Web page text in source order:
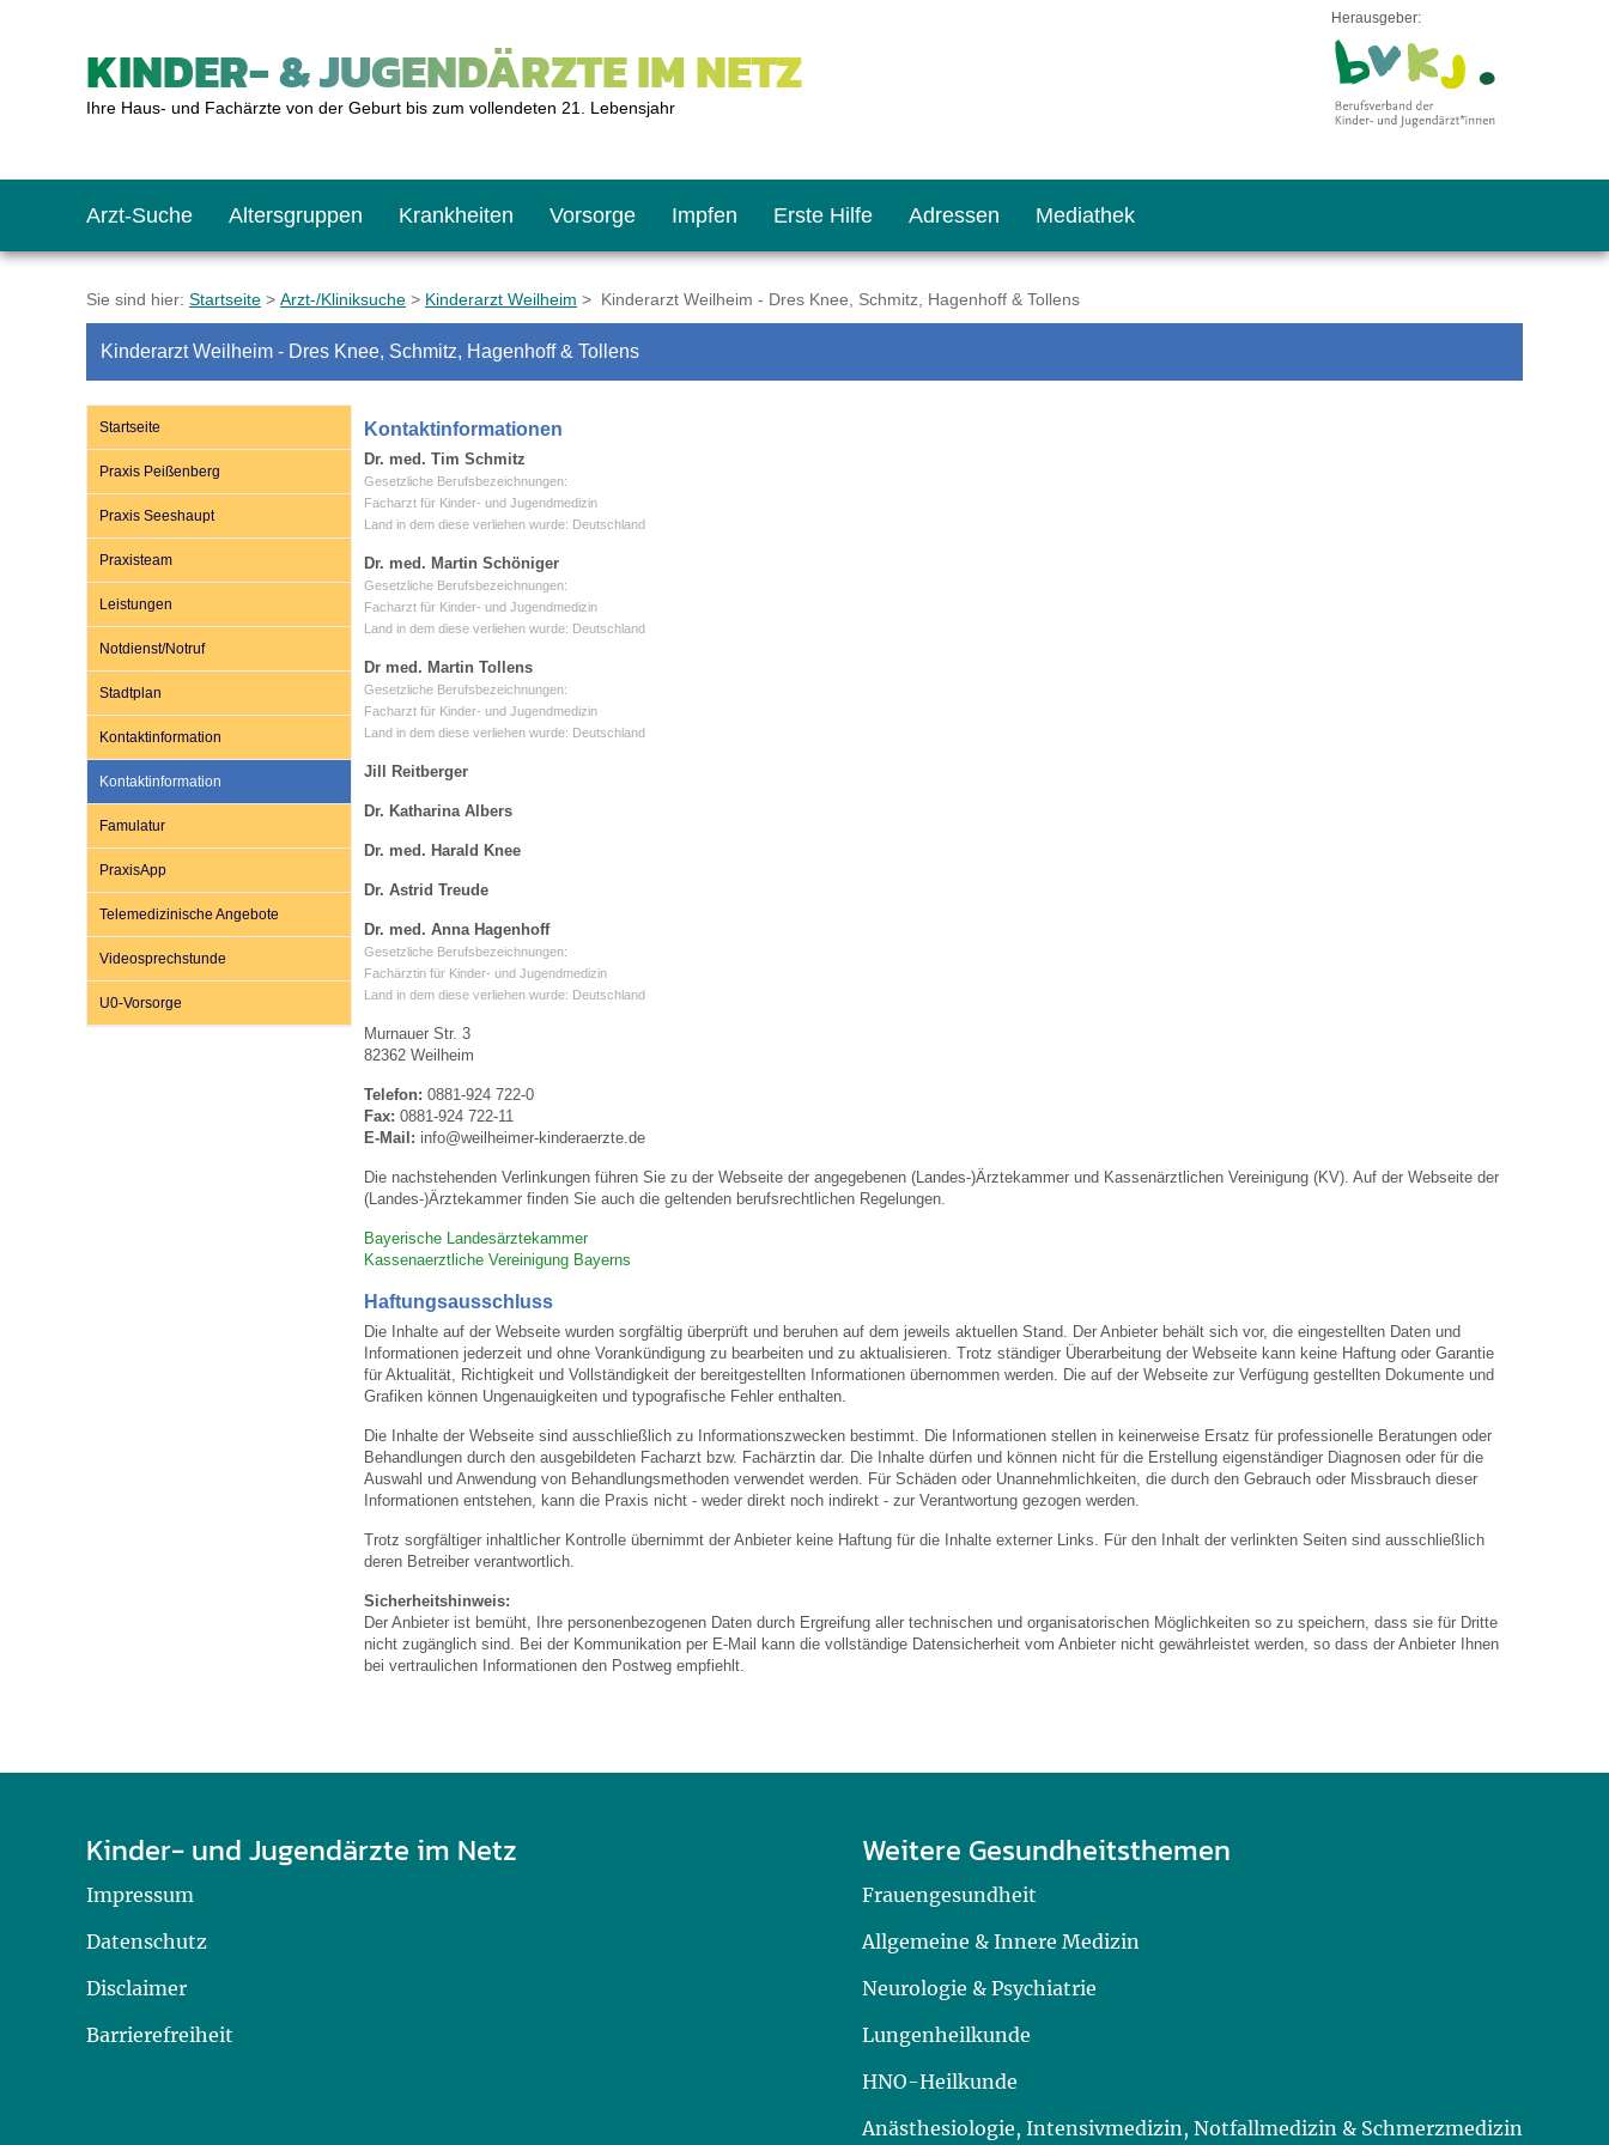
KINDER- & JUGENDÄRZTE IM NETZ
Ihre Haus- und Fachärzte von der Geburt bis zum vollendeten 21. Lebensjahr
Herausgeber:
Arzt-Suche Altersgruppen
Das erste Jahr
Schulkinder
Jugendliche
Krankheiten Vorsorge
Baby: U1 bis U6
Schulkind: U10 bis U11
Teenager: J1 bis J2
Impfen
Impfkalender
Was muss man beachten?
Impfreaktionen
Impfsicherheit
Häufige Fragen
Recht auf Impfung
Vorsorge- und Impferinnerung
Erste Hilfe
Notrufnummern
Hausapotheke
Sofortmaßnahmen
Notdienste
Adressen
Notdienste
Gesundheitsämter
Link-Tipps
Mediathek
BMI-Rechner
Blutdruckrechner
Wachstum-Rechner
Empfehlungen zum Bildschirmmediengebrauch
Hörlexikon
Material zu den Vorsorgen
Entwicklungskalender
Broschüren und Informationsflyer
Familienzeit gesund gestalten
Sie sind hier: Startseite > Arzt-/Kliniksuche > Kinderarzt Weilheim > Kinderarzt Weilheim - Dres Knee, Schmitz, Hagenhoff & Tollens
Kinderarzt Weilheim - Dres Knee, Schmitz, Hagenhoff & Tollens
Startseite
Praxis Peißenberg
Praxis Seeshaupt
Praxisteam
Leistungen
Notdienst/Notruf
Stadtplan
Kontaktinformation
Kontaktinformation
Famulatur
PraxisApp
Telemedizinische Angebote
Videosprechstunde
U0-Vorsorge
Kontaktinformationen
Dr. med. Tim Schmitz
Gesetzliche Berufsbezeichnungen:
Facharzt für Kinder- und Jugendmedizin
Land in dem diese verliehen wurde: Deutschland
Dr. med. Martin Schöniger
Gesetzliche Berufsbezeichnungen:
Facharzt für Kinder- und Jugendmedizin
Land in dem diese verliehen wurde: Deutschland
Dr med. Martin Tollens
Gesetzliche Berufsbezeichnungen:
Facharzt für Kinder- und Jugendmedizin
Land in dem diese verliehen wurde: Deutschland
Jill Reitberger
Dr. Katharina Albers
Dr. med. Harald Knee
Dr. Astrid Treude
Dr. med. Anna Hagenhoff
Gesetzliche Berufsbezeichnungen:
Fachärztin für Kinder- und Jugendmedizin
Land in dem diese verliehen wurde: Deutschland
Murnauer Str. 3
82362 Weilheim
Telefon: 0881-924 722-0
Fax: 0881-924 722-11
E-Mail: info@weilheimer-kinderaerzte.de
Die nachstehenden Verlinkungen führen Sie zu der Webseite der angegebenen (Landes-)Ärztekammer und Kassenärztlichen Vereinigung (KV). Auf der Webseite der
(Landes-)Ärztekammer finden Sie auch die geltenden berufsrechtlichen Regelungen.
Bayerische Landesärztekammer
Kassenaerztliche Vereinigung Bayerns
Haftungsausschluss
Die Inhalte auf der Webseite wurden sorgfältig überprüft und beruhen auf dem jeweils aktuellen Stand. Der Anbieter behält sich vor, die eingestellten Daten und
Informationen jederzeit und ohne Vorankündigung zu bearbeiten und zu aktualisieren. Trotz ständiger Überarbeitung der Webseite kann keine Haftung oder Garantie
für Aktualität, Richtigkeit und Vollständigkeit der bereitgestellten Informationen übernommen werden. Die auf der Webseite zur Verfügung gestellten Dokumente und
Grafiken können Ungenauigkeiten und typografische Fehler enthalten.
Die Inhalte der Webseite sind ausschließlich zu Informationszwecken bestimmt. Die Informationen stellen in keinerweise Ersatz für professionelle Beratungen oder
Behandlungen durch den ausgebildeten Facharzt bzw. Fachärztin dar. Die Inhalte dürfen und können nicht für die Erstellung eigenständiger Diagnosen oder für die
Auswahl und Anwendung von Behandlungsmethoden verwendet werden. Für Schäden oder Unannehmlichkeiten, die durch den Gebrauch oder Missbrauch dieser
Informationen entstehen, kann die Praxis nicht - weder direkt noch indirekt - zur Verantwortung gezogen werden.
Trotz sorgfältiger inhaltlicher Kontrolle übernimmt der Anbieter keine Haftung für die Inhalte externer Links. Für den Inhalt der verlinkten Seiten sind ausschließlich
deren Betreiber verantwortlich.
Sicherheitshinweis:
Der Anbieter ist bemüht, Ihre personenbezogenen Daten durch Ergreifung aller technischen und organisatorischen Möglichkeiten so zu speichern, dass sie für Dritte
nicht zugänglich sind. Bei der Kommunikation per E-Mail kann die vollständige Datensicherheit vom Anbieter nicht gewährleistet werden, so dass der Anbieter Ihnen
bei vertraulichen Informationen den Postweg empfiehlt.
Kinder- und Jugendärzte im Netz
Impressum
Datenschutz
Disclaimer
Barrierefreiheit
Weitere Gesundheitsthemen
Frauengesundheit
Allgemeine & Innere Medizin
Neurologie & Psychiatrie
Lungenheilkunde
HNO-Heilkunde
Anästhesiologie, Intensivmedizin, Notfallmedizin & Schmerzmedizin